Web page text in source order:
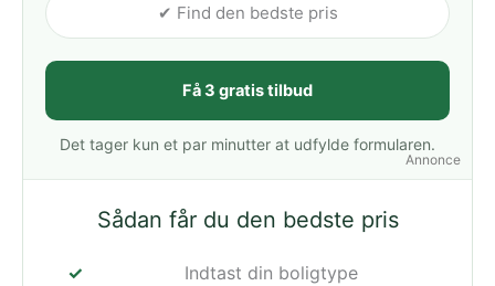
Annonce
✔ Find den bedste pris
Få 3 gratis tilbud
Det tager kun et par minutter at udfylde formularen.
Sådan får du den bedste pris
Indtast din boligtype